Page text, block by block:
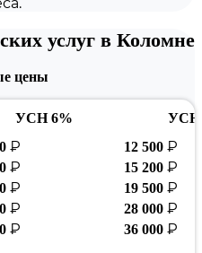
услуг в Коломне
цены
УСН 6%
УСН
₽ 12 500 ₽
₽ 15 200 ₽
₽ 19 500 ₽
₽ 28 000 ₽
₽ 36 000 ₽